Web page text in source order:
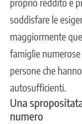
soddisfare le
maggiormente
famiglie
persone che
autosufficienti.
Una
numero